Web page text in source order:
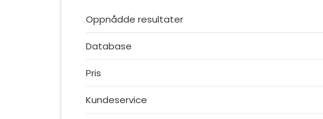
Oppnådde resultater
Database
Pris
Kundeservice